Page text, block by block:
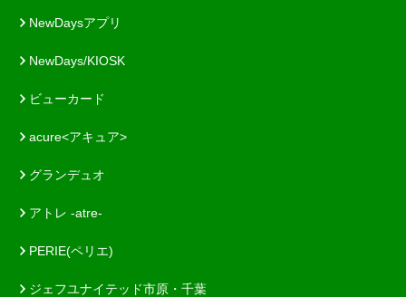
NewDaysアプリ
NewDays/KIOSK
ビューカード
acure<アキュア>
グランデュオ
アトレ -atre-
PERIE(ペリエ)
ジェフユナイテッド市原・千葉